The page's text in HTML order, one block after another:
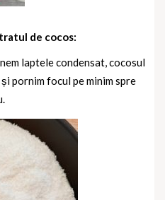
de cocos:
laptele condensat, cocosul
pornim focul pe minim spre